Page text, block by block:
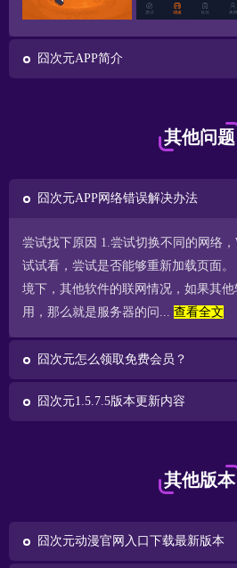
囧次元APP简介
其他问题
囧次元APP网络错误解决办法
尝试找下原因 1.尝试切换不同的网络
试试看，尝试是否能够重新加载页面
境下，其他软件的联网情况，如果其
用，那么就是服务器的问... 查看全文
囧次元怎么领取免费会员？
囧次元1.5.7.5版本更新内容
其他版本
囧次元动漫官网入口下载最新版本